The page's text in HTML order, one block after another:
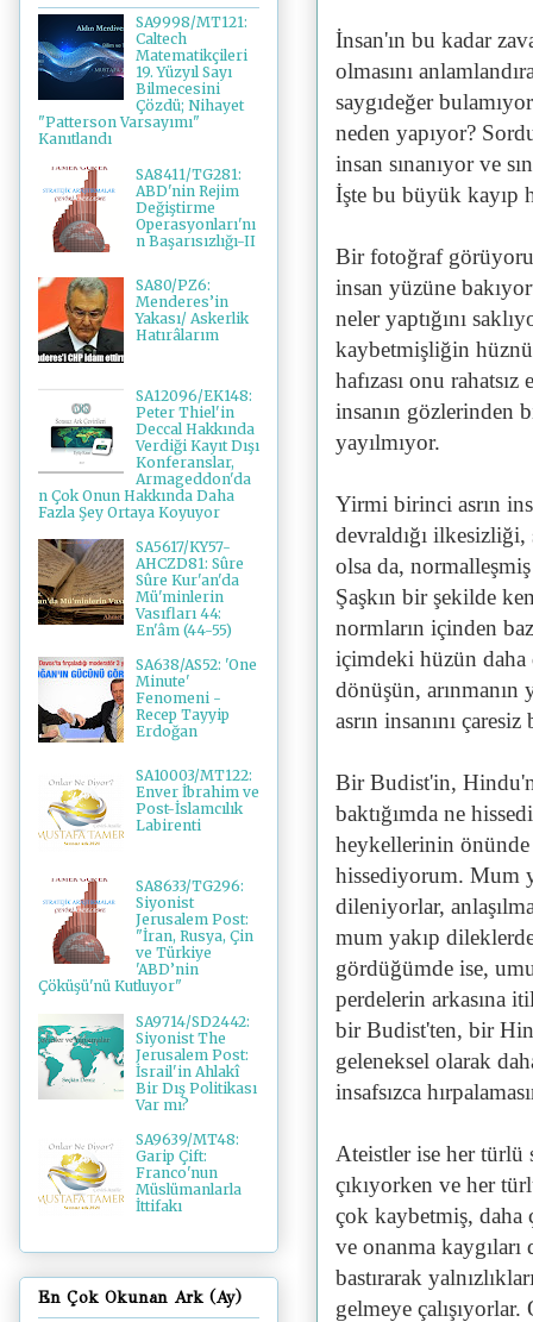
İnsan'ın bu kadar
olmasını
saygıdeğer
neden yapıyor?
insan sınanıyor ve
İşte bu büyük kayıp
Bir fotoğraf
insan yüzüne
neler yaptığını
kaybetmişliğin
hafızası onu
insanın gözlerinden
yayılmıyor.
Yirmi birinci asrın
devraldığı ilkesizliği,
olsa da, normalleşmiş
Şaşkın bir şekilde
normların içinden
içimdeki hüzün
dönüşün,
asrın insanını çaresiz
Bir Budist'in,
baktığımda ne
heykellerinin önünde
hissediyorum. Mum
dileniyorlar,
mum yakıp
gördüğümde ise,
perdelerin arkasına
bir Budist'ten, bir
geleneksel olarak
insafsızca
Ateistler ise her türlü
çıkıyorken ve her
çok kaybetmiş, daha
ve onanma
bastırarak
gelmeye
SA9998/MT121:
Caltech
Matematikçileri
19. Yüzyıl Sayı
Bilmecesini
Çözdü; Nihayet
"Patterson Varsayımı"
Kanıtlandı
SA8411/TG281:
ABD'nin Rejim
Değiştirme
Operasyonları'nı
n Başarısızlığı-II
SA80/PZ6:
Menderes’in
Yakası/ Askerlik
Hatırâlarım
SA12096/EK148:
Peter Thiel'in
Deccal Hakkında
Verdiği Kayıt Dışı
Konferanslar,
Armageddon'da
n Çok Onun Hakkında Daha
Fazla Şey Ortaya Koyuyor
SA5617/KY57-
AHCZD81: Sûre
Sûre Kur'an'da
Mü'minlerin
Vasıfları 44:
En'âm (44-55)
SA638/AS52: 'One
Minute'
Fenomeni -
Recep Tayyip
Erdoğan
SA10003/MT122:
Enver İbrahim ve
Post-İslamcılık
Labirenti
SA8633/TG296:
Siyonist
Jerusalem Post:
"İran, Rusya, Çin
ve Türkiye
'ABD’nin
Çöküşü'nü Kutluyor"
SA9714/SD2442:
Siyonist The
Jerusalem Post:
İsrail'in Ahlakî
Bir Dış Politikası
Var mı?
SA9639/MT48:
Garip Çift:
Franco'nun
Müslümanlarla
İttifakı
En Çok Okunan Ark (Ay)